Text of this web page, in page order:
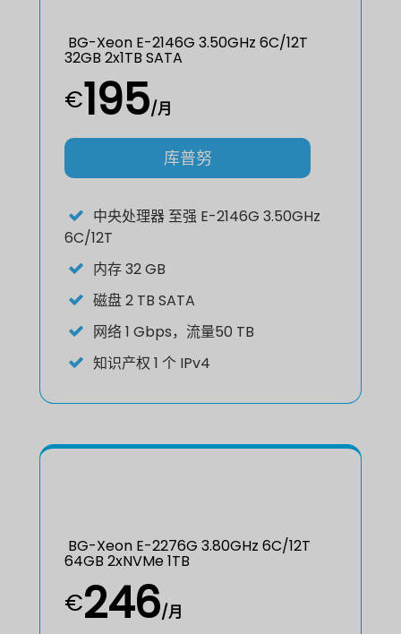
BG-Xeon E-2146G 3.50GHz 6C/12T
32GB 2x1TB SATA
€195/月
库普努
中央处理器 至强 E-2146G 3.50GHz
6C/12T
内存32 GB
磁盘2 TB SATA
网络1 Gbps，流量50 TB
知识产权1 个 IPv4
BG-Xeon E-2276G 3.80GHz 6C/12T
64GB 2xNVMe 1TB
€246/月